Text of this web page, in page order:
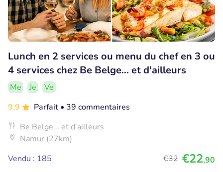
Lunch en 2 services ou menu du chef en 3 ou
4 services chez Be Belge... et d'ailleurs
Me Je
Ve
9.9
Parfait • 39 commentaires
Be Belge... et d'ailleurs
Namur (27km)
Vendu : 185
€32 €22,90